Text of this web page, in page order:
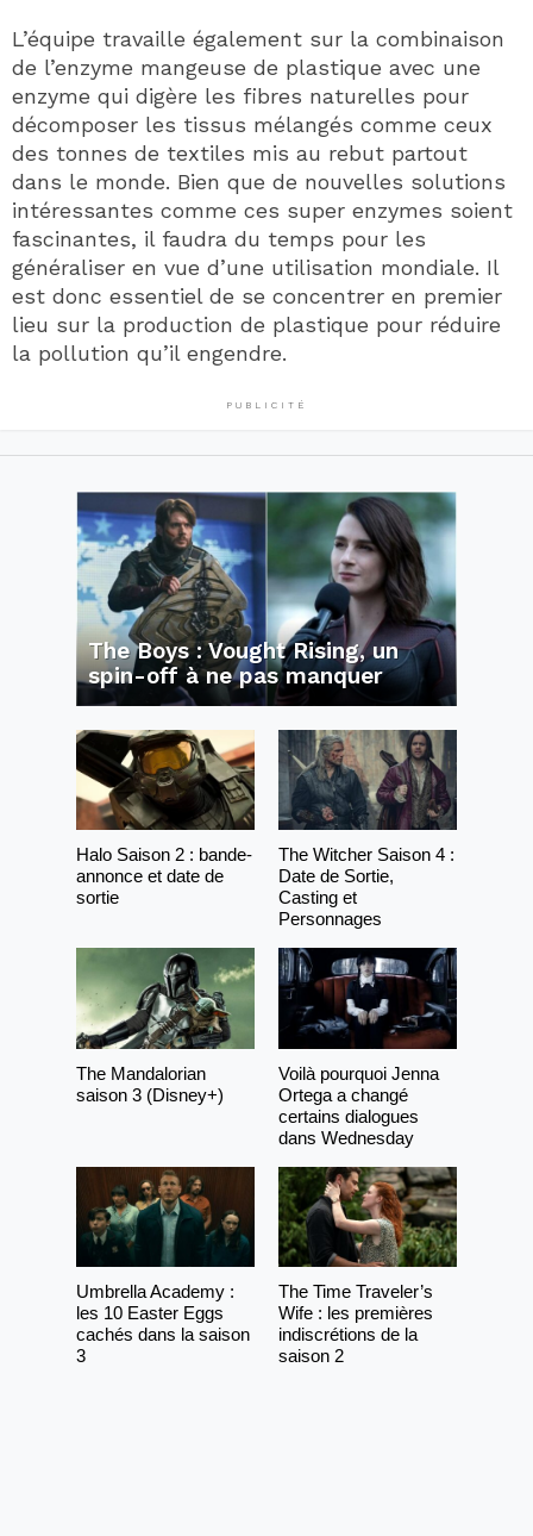
L’équipe travaille également sur la combinaison
de l’enzyme mangeuse de plastique avec une
enzyme qui digère les fibres naturelles pour
décomposer les tissus mélangés comme ceux
des tonnes de textiles mis au rebut partout
dans le monde. Bien que de nouvelles solutions
intéressantes comme ces super enzymes soient
fascinantes, il faudra du temps pour les
généraliser en vue d’une utilisation mondiale. Il
est donc essentiel de se concentrer en premier
lieu sur la production de plastique pour réduire
la pollution qu’il engendre.
PUBLICITÉ
The Boys : Vought Rising, un
spin-off à ne pas manquer
Halo Saison 2 : bande-
annonce et date de
sortie
The Witcher Saison 4 :
Date de Sortie,
Casting et
Personnages
The Mandalorian
saison 3 (Disney+)
Voilà pourquoi Jenna
Ortega a changé
certains dialogues
dans Wednesday
Umbrella Academy :
les 10 Easter Eggs
cachés dans la saison
3
The Time Traveler’s
Wife : les premières
indiscrétions de la
saison 2